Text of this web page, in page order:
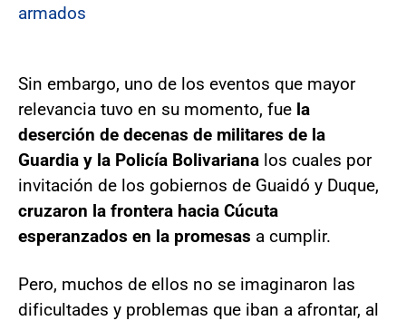
armados
Sin embargo, uno de los eventos que mayor
relevancia tuvo en su momento, fue la
deserción de decenas de militares de la
Guardia y la Policía Bolivariana los cuales por
invitación de los gobiernos de Guaidó y Duque,
cruzaron la frontera hacia Cúcuta
esperanzados en la promesas a cumplir.
Pero, muchos de ellos no se imaginaron las
dificultades y problemas que iban a afrontar, al